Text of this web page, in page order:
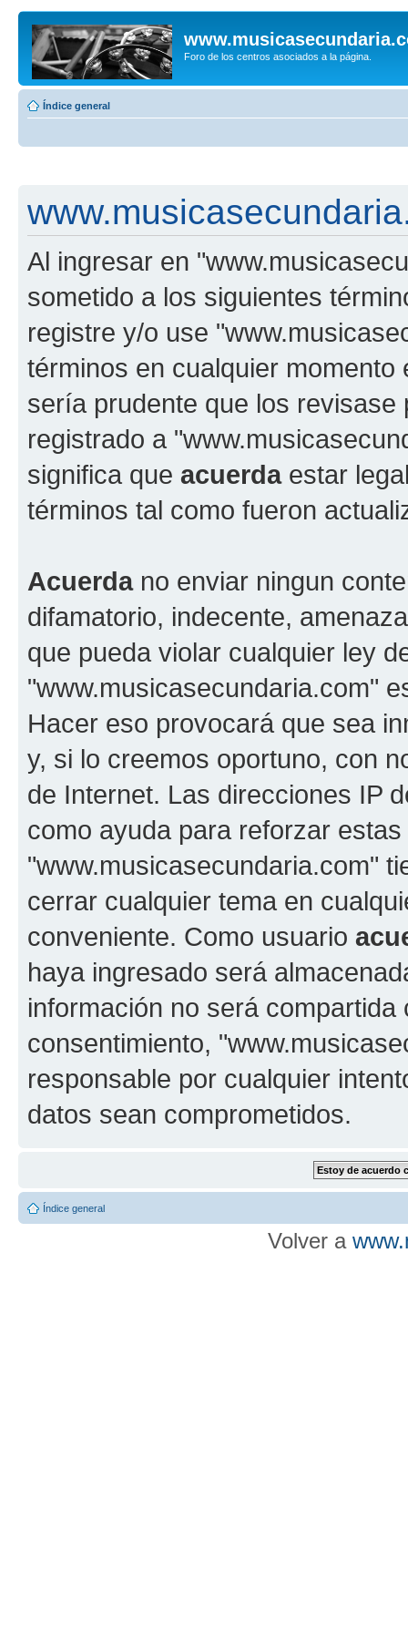
Foro de los centros asociados a la página.
Índice general
Al ingresar en
sometido a los siguientes
registre y/o use
términos en cualquier
sería prudente que los
registrado a
significa que acuerdaestar
términos tal como fueron
Acuerdano enviar ningun
difamatorio, indecente,
que pueda violar cualquier ley
"www.musicasecundaria.com"
Hacer eso provocará que sea
y, si lo creemos oportuno, con
de Internet. Las direcciones IP
como ayuda para reforzar
"www.musicasecundaria.com"
cerrar cualquier tema en
conveniente. Como usuario
haya ingresado será
información no será
consentimiento,
responsable por cualquier
datos sean comprometidos.
Índice general
Volver a